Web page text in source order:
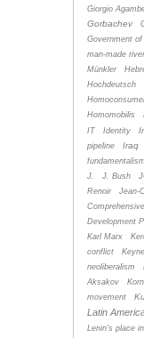
Giorgio
Gorbachev
Government of
man-made river
Münkler
Hochdeutsch
Homomobilis
IT
Identity
pipeline
Iraq
fundamentalism
J.
J. Bush
Renoir
Jean-
Development
Karl Marx
conflict
neoliberalism
Aksakov
movement
Latin
Lenin's place